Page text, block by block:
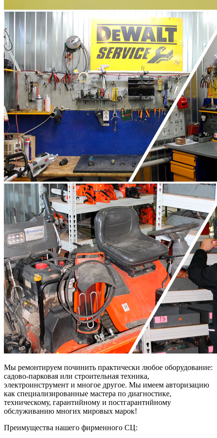
Мы ремонтируем починить практически любое оборудование:
садово-парковая или строительная техника,
электроинструмент и многое другое. Мы имеем авторизацию
как специализированные мастера по диагностике,
техническому, гарантийному и постгарантийному
обслуживанию многих мировых марок!
Преимущества нашего фирменного СЦ: